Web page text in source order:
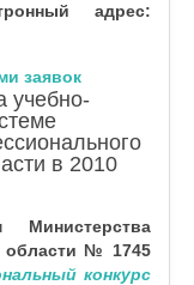
адрес:
заявок
учебно-
в 2010
области № 1745
конкурс